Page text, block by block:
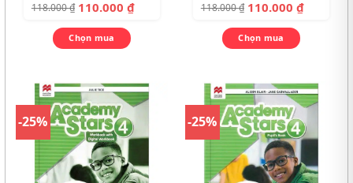
118.000₫ 110.000 ₫
Chọn mua
118.000₫ 110.000 ₫
Chọn mua
-25% -25%